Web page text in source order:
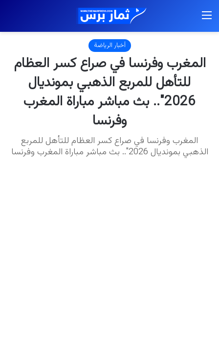
أخبار الرياضة
المغرب وفرنسا في صراع كسر العظام
للتأهل للمربع الذهبي بمونديال
2026″.. بث مباشر مباراة المغرب
وفرنسا
المغرب وفرنسا في صراع كسر العظام للتأهل للمربع
الذهبي بمونديال 2026".. بث مباشر مباراة المغرب وفرنسا